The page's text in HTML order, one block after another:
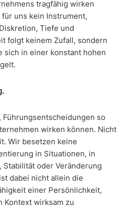
tragfähig wirken
uns kein Instrument,
Tiefe und
folgt keinem Zufall, sondern
sich in einer konstant hohen
so
wirken können. Nicht
Wir besetzen keine
in Situationen, in
oder Veränderung
dabei nicht allein die
einer Persönlichkeit,
Kontext wirksam zu